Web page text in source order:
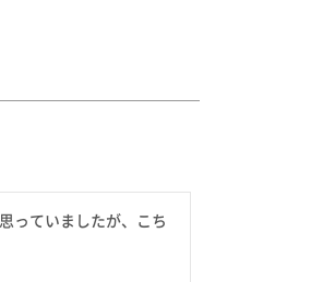
っていましたが、こち